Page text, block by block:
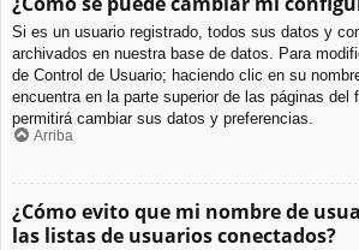
Si es un usuario registrado, todos sus datos y
archivados en nuestra base de datos. Para
de Control de Usuario; haciendo clic en su
encuentra en la parte superior de las páginas del
permitirá cambiar sus datos y preferencias.
Arriba
¿Cómo evito que mi nombre de
las listas de usuarios conectados?